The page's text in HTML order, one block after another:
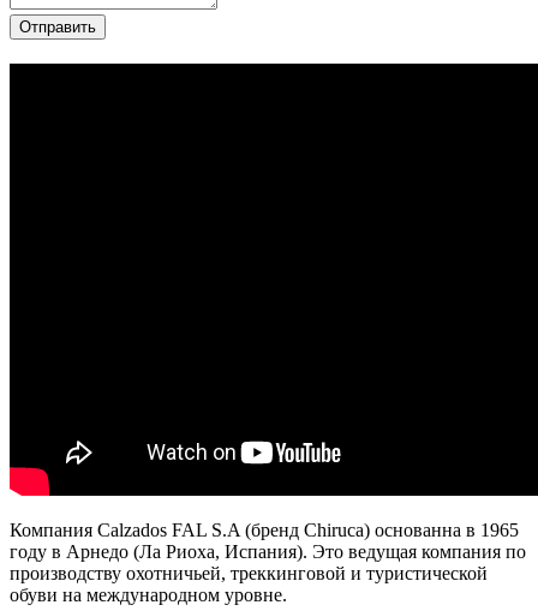
Компания Calzados FAL S.A (бренд Chiruca) основанна в 1965
году в Арнедо (Ла Риоха, Испания). Это ведущая компания по
производству охотничьей, треккинговой и туристической
обуви на международном уровне.